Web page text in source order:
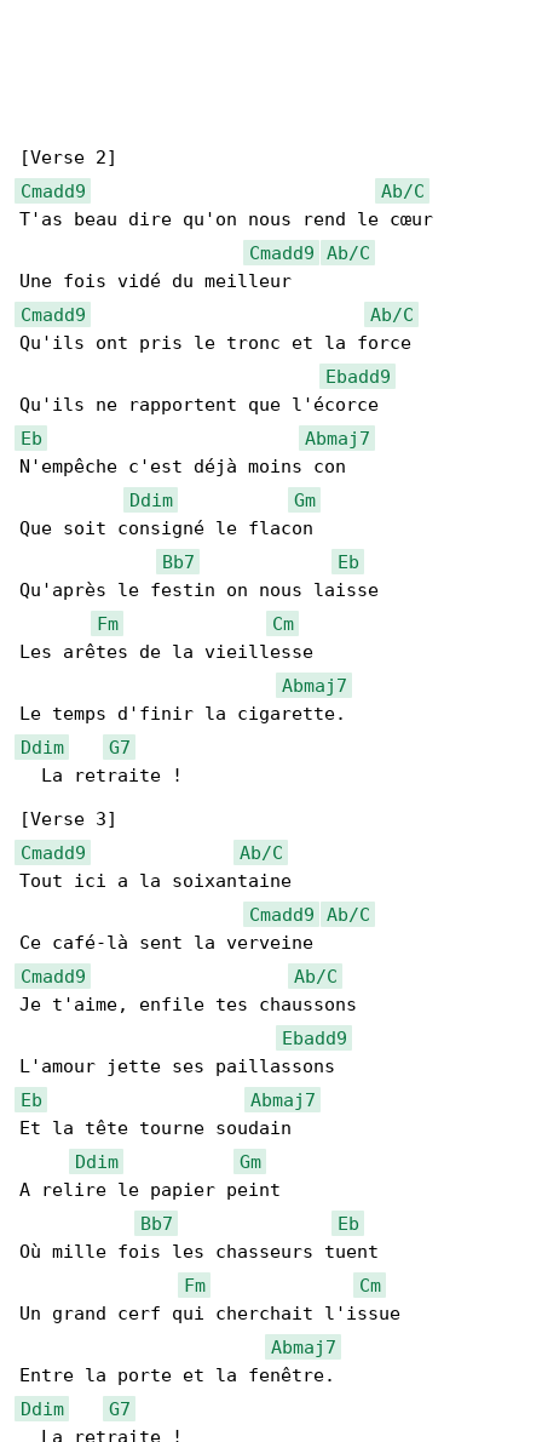
Cmadd9
Ab/C
T'as beau dire qu'on nous rend le cœur
Cmadd9
Ab/C
Cmadd9
Ab/C
Qu'ils ont pris le tronc et la force
Ebadd9
Eb
Abmaj7
N'empêche c'est déjà moins con
Ddim
Gm
Que soit consigné le flacon
Bb7
Eb
Qu'après le festin on nous laisse
Fm
Cm
Les arêtes de la vieillesse
Abmaj7
Ddim
G7
  La retraite !
Cmadd9
Ab/C
Tout ici a la soixantaine
Cmadd9
Ab/C
Cmadd9
Ab/C
Je t'aime, enfile tes chaussons
Ebadd9
Eb
Abmaj7
Et la tête tourne soudain
Ddim
Gm
A relire le papier peint
Bb7
Eb
Où mille fois les chasseurs tuent
Fm
Cm
Un grand cerf qui cherchait l'issue
Abmaj7
Ddim
G7
  La retraite !